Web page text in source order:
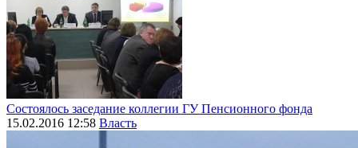
Состоялось заседание коллегии ГУ Пенсионного фонда
15.02.2016 12:58 Власть